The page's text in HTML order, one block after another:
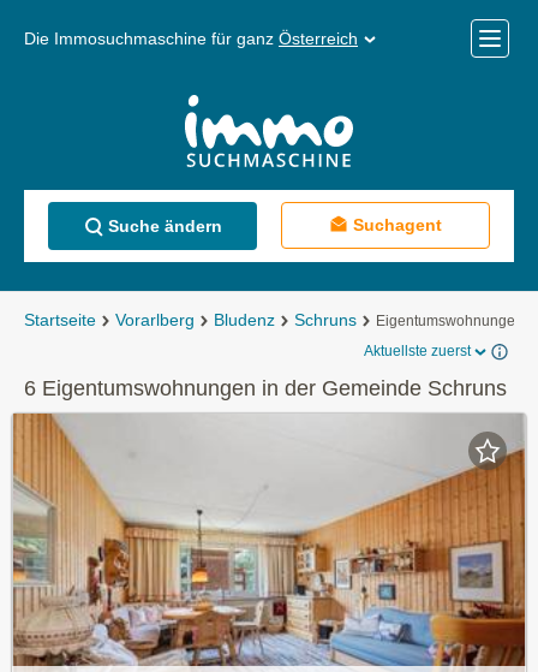
Die Immosuchmaschine für ganz Österreich
Menü
Suche ändern Suchagent
Startseite Vorarlberg Bludenz Schruns
Eigentumswohnungen
Aktuellste zuerst
6 Eigentumswohnungen in der Gemeinde Schruns